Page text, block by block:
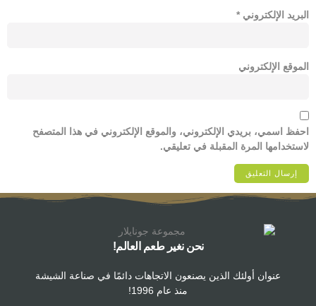
البريد الإلكتروني *
الموقع الإلكتروني
احفظ اسمي، بريدي الإلكتروني، والموقع الإلكتروني في هذا المتصفح
لاستخدامها المرة المقبلة في تعليقي.
نحن نغير طعم العالم!
عنوان أولئك الذين يصنعون الاتجاهات دائمًا في صناعة الشيشة
منذ عام 1996!